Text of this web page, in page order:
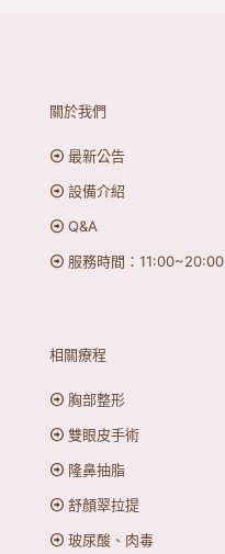
關於我們
最新公告
設備介紹
Q&A
服務時間：11:00~20:00
相關療程
胸部整形
雙眼皮手術
隆鼻抽脂
舒顏翠拉提
玻尿酸、肉毒